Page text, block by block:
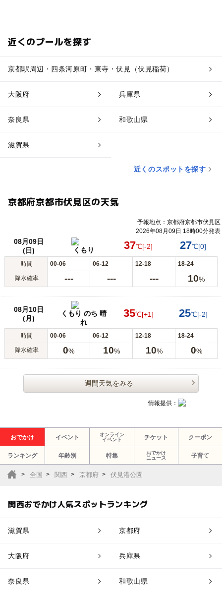
近くのプールを探す
京都駅周辺・四条河原町・東寺・伏見（伏見稲荷）
大阪府 兵庫県
奈良県 和歌山県
滋賀県
近くのスポットを探す
京都府京都市伏見区の天気
予報地点：京都府京都市伏見区
2026年08月09日 18時00分発表
08月09日
(日)
くもり 37℃[-2] 27℃[0]
時間 00-06 06-12 12-18 18-24
降水確率 --- --- --- 10%
08月10日
(月)
くもり のち 晴
れ
35℃[+1] 25℃[-2]
時間 00-06 06-12 12-18 18-24
降水確率 0% 10% 10% 0%
週間天気をみる
情報提供：
おでかけ イベント
オンライン
イベント
チケット クーポン
ランキング 年齢別 特集
おでかけ
ニュース
子育て
全国 関西 京都府 伏見港公園
関西おでかけ人気スポットランキング
滋賀県 京都府
大阪府 兵庫県
奈良県 和歌山県